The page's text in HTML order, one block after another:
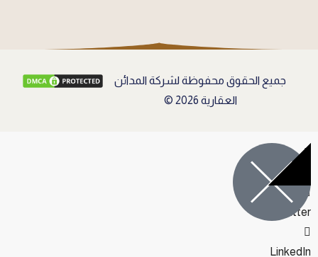
جميع الحقوق محفوظة لشركة المدائن
العقارية 2026 ©
Facebook
Twitter
LinkedIn